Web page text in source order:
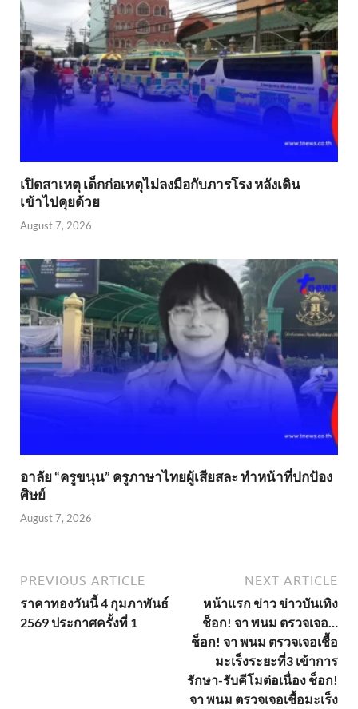
เปิดสาเหตุ เด็กก่อเหตุไม่ลงมือกับภารโรง หลังเดิน
เข้าไปคุยด้วย
August 7, 2026
อาลัย “ครูขนุน” ครูภาษาไทยผู้เสียสละ ทำหน้าที่ปกป้อง
ศิษย์
August 7, 2026
PREVIOUS ARTICLE
ราคาทองวันนี้ 4 กุมภาพันธ์
2569 ประกาศครั้งที่ 1
NEXT ARTICLE
หน้าแรก ข่าว ข่าวบันเทิง
ช็อก! จา พนม ตรวจเจอ…
ช็อก! จา พนม ตรวจเจอเชื้อ
มะเร็งระยะที่3 เข้าการ
รักษา-รับคีโมต่อเนื่อง ช็อก!
จา พนม ตรวจเจอเชื้อมะเร็ง